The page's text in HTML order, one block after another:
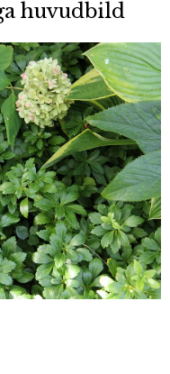
huvudbild